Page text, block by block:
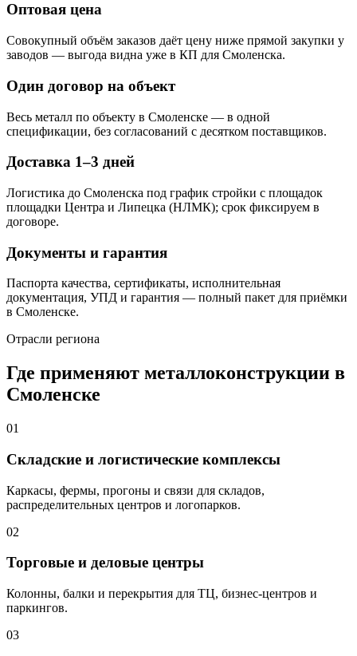
Оптовая цена
Совокупный объём заказов даёт цену ниже прямой закупки у
заводов — выгода видна уже в КП для Смоленска.
Один договор на объект
Весь металл по объекту в Смоленске — в одной
спецификации, без согласований с десятком поставщиков.
Доставка 1–3 дней
Логистика до Смоленска под график стройки с площадок
площадки Центра и Липецка (НЛМК); срок фиксируем в
договоре.
Документы и гарантия
Паспорта качества, сертификаты, исполнительная
документация, УПД и гарантия — полный пакет для приёмки
в Смоленске.
Отрасли региона
Где применяют металлоконструкции в
Смоленске
01
Складские и логистические комплексы
Каркасы, фермы, прогоны и связи для складов,
распределительных центров и логопарков.
02
Торговые и деловые центры
Колонны, балки и перекрытия для ТЦ, бизнес-центров и
паркингов.
03